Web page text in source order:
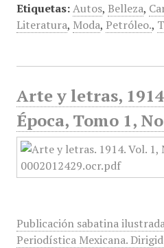
Etiquetas: Autos, Belleza,
Literatura, Moda, Petróleo.,
Arte y letras,
Época, Tomo 1,
Publicación sabatina
Periodística Mexicana.